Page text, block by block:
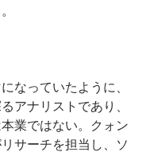
なっていたように、
アナリストであり、
業ではない。クォン
サーチを担当し、ソ